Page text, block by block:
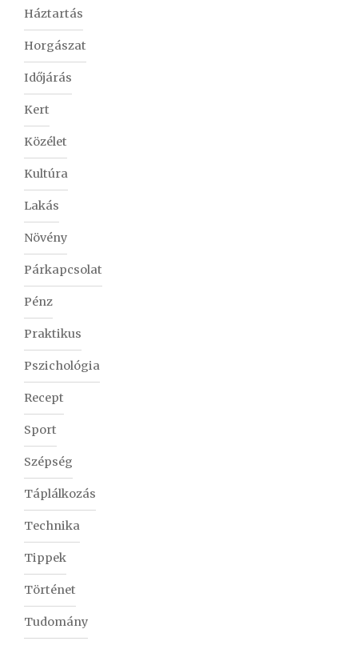
Háztartás
Horgászat
Időjárás
Kert
Közélet
Kultúra
Lakás
Növény
Párkapcsolat
Pénz
Praktikus
Pszichológia
Recept
Sport
Szépség
Táplálkozás
Technika
Tippek
Történet
Tudomány